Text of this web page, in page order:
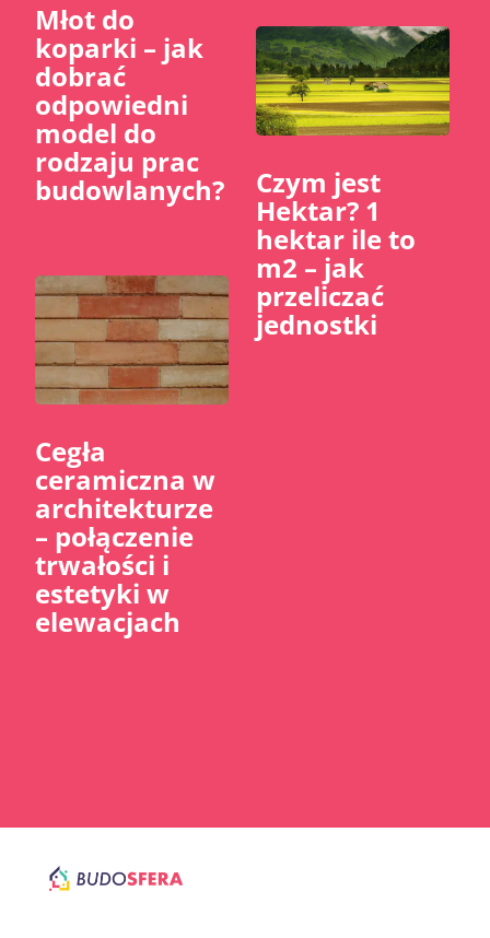
Młot do
koparki – jak
dobrać
odpowiedni
model do
rodzaju prac
budowlanych?
Cegła
ceramiczna w
architekturze
– połączenie
trwałości i
estetyki w
elewacjach
Czym jest
Hektar? 1
hektar ile to
m2 – jak
przeliczać
jednostki